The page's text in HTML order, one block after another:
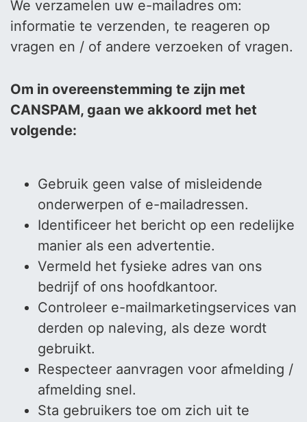
We verzamelen uw e-mailadres om:
informatie te verzenden, te reageren op
vragen en / of andere verzoeken of vragen.
Om in overeenstemming te zijn met
CANSPAM, gaan we akkoord met het
volgende:
Gebruik geen valse of misleidende
onderwerpen of e-mailadressen.
Identificeer het bericht op een redelijke
manier als een advertentie.
Vermeld het fysieke adres van ons
bedrijf of ons hoofdkantoor.
Controleer e-mailmarketingservices van
derden op naleving, als deze wordt
gebruikt.
Respecteer aanvragen voor afmelding /
afmelding snel.
Sta gebruikers toe om zich uit te